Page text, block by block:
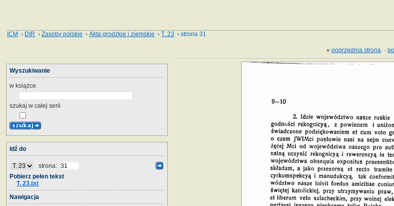
ICM › DIR ›Zasoby polskie ›Akta grodzkie i ziemskie ›T. 23 › strona 31
«poprzednia strona ·
Wyszukiwanie
w książce
szukaj w całej serii
Idź do
strona:
Pobierz pełen tekst
T. 23.txt
Nawigacja